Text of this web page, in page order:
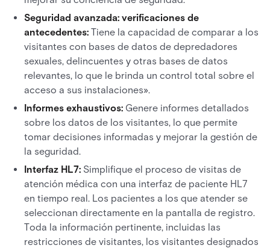
Seguridad avanzada: verificaciones de
antecedentes: Tiene la capacidad de comparar a los
visitantes con bases de datos de depredadores
sexuales, delincuentes y otras bases de datos
relevantes, lo que le brinda un control total sobre el
acceso a sus instalaciones».
Informes exhaustivos: Genere informes detallados
sobre los datos de los visitantes, lo que permite
tomar decisiones informadas y mejorar la gestión de
la seguridad.
Interfaz HL7: Simplifique el proceso de visitas de
atención médica con una interfaz de paciente HL7
en tiempo real. Los pacientes a los que atender se
seleccionan directamente en la pantalla de registro.
Toda la información pertinente, incluidas las
restricciones de visitantes, los visitantes designados